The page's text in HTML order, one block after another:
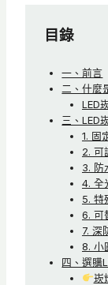
目錄
一、前言
二、什麼
LED
三、LED
1. 固
2. 可
3. 防
4. 全
5. 特
6. 可
7. 深
8. 小
四、選購
崁